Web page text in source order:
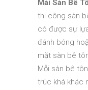
Mài Sàn Bê
thi công sàn
có được sự
đánh bóng
mặt sàn bê
Mỗi sàn bê
trúc khá khác